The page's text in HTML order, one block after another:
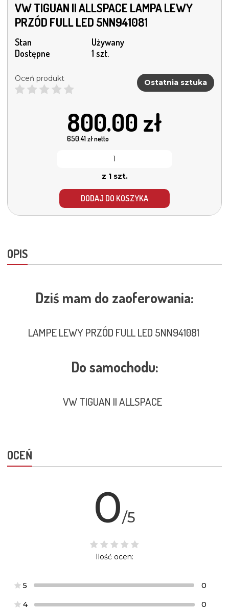
VW TIGUAN II ALLSPACE LAMPA LEWY
PRZÓD FULL LED 5NN941081
Stan
Używany
Dostępne
1 szt.
Oceń produkt Ostatnia sztuka
800.00 zł
650.41zł netto
z 1 szt.
DODAJ DO KOSZYKA
OPIS
Dziś mam do zaoferowania:
LAMPE LEWY PRZÓD FULL LED 5NN941081
Do samochodu:
VW TIGUAN II ALLSPACE
OCEŃ
0/5
Ilość ocen:
5 0
4 0